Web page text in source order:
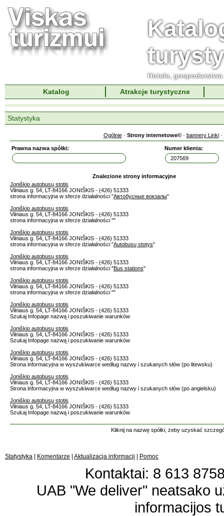
Hotele,
Katalog
Atrakcje turystyczne
Statystyka
Ogólnie· Strony internetowe©· bannery Linki·
Prawna nazwa spółki: Numer klienta:
Znalezione strony informacyjne
Joniškio autobusų stotis
Vilniaus g. 54, LT-84166 JONIŠKIS - (426) 51333
strona informacyjna w sferze działalności "Автобусные вокзалы"
Joniškio autobusų stotis
Vilniaus g. 54, LT-84166 JONIŠKIS - (426) 51333
strona informacyjna w sferze działalności ""
Joniškio autobusų stotis
Vilniaus g. 54, LT-84166 JONIŠKIS - (426) 51333
strona informacyjna w sferze działalności "Autobusų stotys"
Joniškio autobusų stotis
Vilniaus g. 54, LT-84166 JONIŠKIS - (426) 51333
strona informacyjna w sferze działalności "Bus stations"
Joniškio autobusų stotis
Vilniaus g. 54, LT-84166 JONIŠKIS - (426) 51333
strona informacyjna w sferze działalności ""
Joniškio autobusų stotis
Vilniaus g. 54, LT-84166 JONIŠKIS - (426) 51333
Szukaj Infopage nazwą i poszukiwanie warunków
Joniškio autobusų stotis
Vilniaus g. 54, LT-84166 JONIŠKIS - (426) 51333
Szukaj Infopage nazwą i poszukiwanie warunków
Joniškio autobusų stotis
Vilniaus g. 54, LT-84166 JONIŠKIS - (426) 51333
Strona informacyjna w wyszukiwarce według nazwy i szukanych słów (po litewsku)
Joniškio autobusų stotis
Vilniaus g. 54, LT-84166 JONIŠKIS - (426) 51333
Strona informacyjna w wyszukiwarce według nazwy i szukanych słów (po angielsku)
Joniškio autobusų stotis
Vilniaus g. 54, LT-84166 JONIŠKIS - (426) 51333
Szukaj Infopage nazwą i poszukiwanie warunków
Kliknij na nazwę spółki, żeby uzyskać
Statystyka Komentarze Aktualizacja informacji Pomoc
Kontaktai: 8 613
UAB "We deliver" neatsako
informacijos